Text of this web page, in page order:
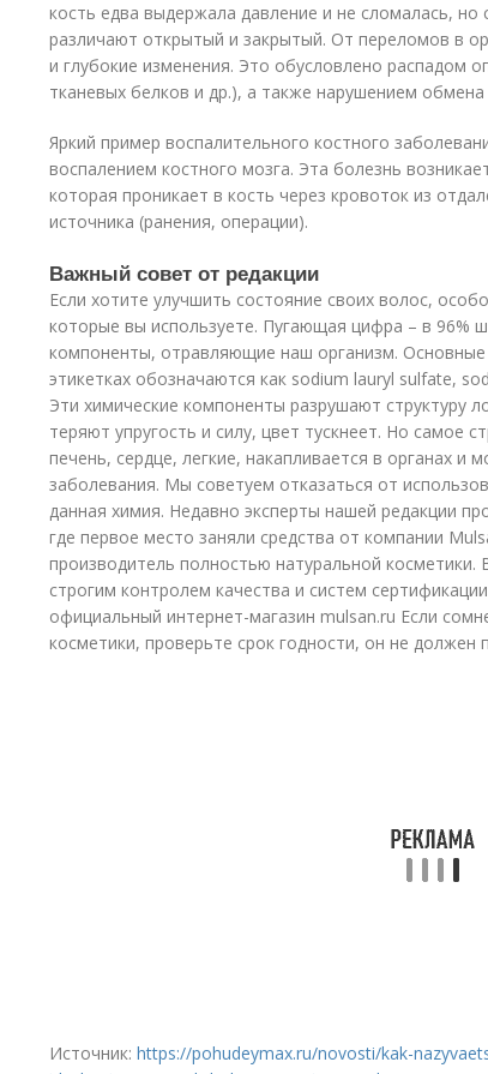
кость едва выдержала давление и не сломалась, но
различают открытый и закрытый. От переломов в
и глубокие изменения. Это обусловлено распадом
тканевых белков и др.), а также нарушением обмена
Яркий пример воспалительного костного
воспалением костного мозга. Эта болезнь
которая проникает в кость через кровоток из
источника (ранения, операции).
Важный совет от редакции
Если хотите улучшить состояние своих волос,
которые вы используете. Пугающая цифра – в 96%
компоненты, отравляющие наш организм.
этикетках обозначаются как sodium lauryl sulfate,
Эти химические компоненты разрушают структуру
теряют упругость и силу, цвет тускнеет. Но самое
печень, сердце, легкие, накапливается в органах и
заболевания. Мы советуем отказаться от
данная химия. Недавно эксперты нашей редакции
где первое место заняли средства от компании
производитель полностью натуральной косметики.
строгим контролем качества и систем
официальный интернет-магазин mulsan.ru Если
косметики, проверьте срок годности, он не должен
Источник: https://pohudeymax.ru/novosti/kak-